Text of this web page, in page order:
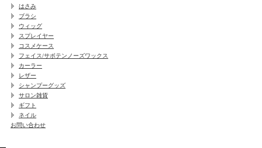
はさみ
ブラシ
ウィッグ
スプレイヤー
コスメケース
フェイス/サボテンノーズワックス
カーラー
レザー
シャンプーグッズ
サロン雑貨
ギフト
ネイル
お問い合わせ